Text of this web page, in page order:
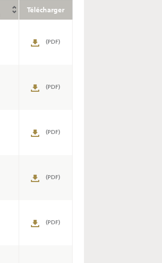
Télécharger
(PDF)
(PDF)
(PDF)
(PDF)
(PDF)